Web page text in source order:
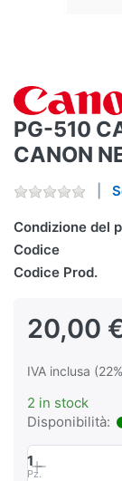
PG-510
CANON
Condizione del
Codice
Codice Prod.
20,00
IVA inclusa
2 in stock
Disponibilità:
1
Pz.